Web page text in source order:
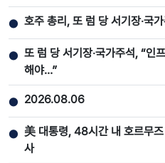
● 호주 총리, 또 럼 당 서기장‧국
● 또 럼 당 서기장‧국가주석, “인
해야…”
● 2026.08.06
● 美 대통령, 48시간 내 호르무
사